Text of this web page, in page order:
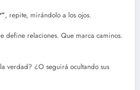
, repite, mirándolo a los ojos.
define relaciones. Que marca caminos.
verdad? ¿O seguirá ocultando sus